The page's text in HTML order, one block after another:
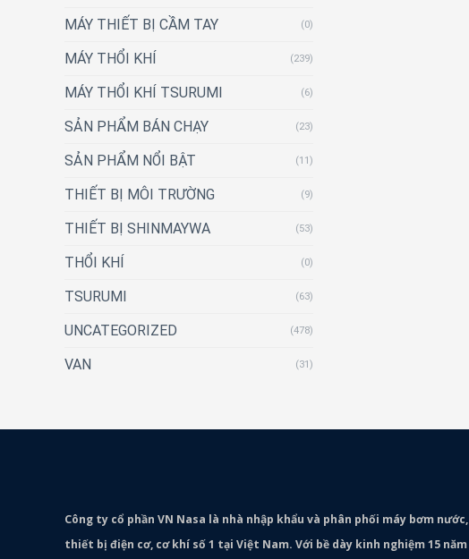
MÁY THIẾT BỊ CẦM TAY (0)
MÁY THỔI KHÍ (239)
MÁY THỔI KHÍ TSURUMI (6)
SẢN PHẨM BÁN CHẠY (23)
SẢN PHẨM NỔI BẬT (11)
THIẾT BỊ MÔI TRƯỜNG (9)
THIẾT BỊ SHINMAYWA (53)
THỔI KHÍ (0)
TSURUMI (63)
UNCATEGORIZED (478)
VAN (31)
Công ty cổ phần VN Nasa là nhà nhập khẩu và phân phối máy bơm nước,
thiết bị điện cơ, cơ khí số 1 tại Việt Nam. Với bề dày kinh nghiệm 15 năm